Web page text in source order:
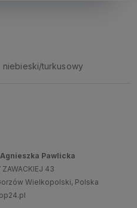
niebieski/turkusowy
Pawlicka
ZAWACKIEJ 43
Wielkopolski, Polska